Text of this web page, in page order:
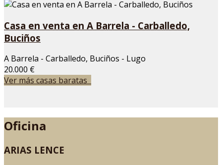
Casa en venta en A Barrela - Carballedo,
Buciños
A Barrela - Carballedo, Buciños - Lugo
20.000 €
Ver más casas baratas
Oficina
ARIAS LENCE